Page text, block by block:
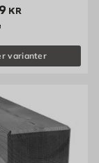
329 kr
KR
varianter